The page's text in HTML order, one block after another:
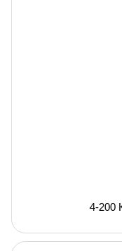
4-200